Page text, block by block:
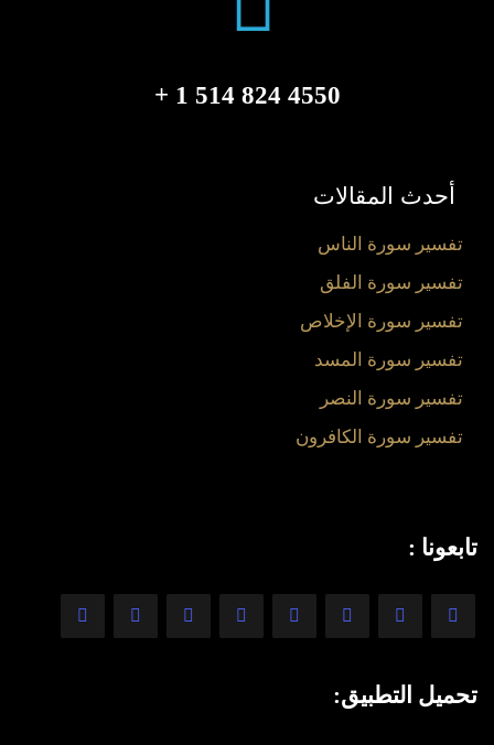
4550 824 514 1 +
أحدث المقالات
تفسير سورة الناس
تفسير سورة الفلق
تفسير سورة الإخلاص
تفسير سورة المسد
تفسير سورة النصر
تفسير سورة الكافرون
تابعونا :
تحميل التطبيق: